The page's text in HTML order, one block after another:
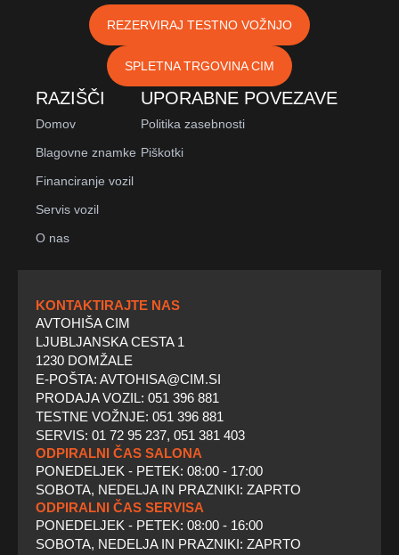
REZERVIRAJ TESTNO VOŽNJO
SPLETNA TRGOVINA CIM
RAZIŠČI
Domov
Blagovne znamke
Financiranje vozil
Servis vozil
O nas
UPORABNE POVEZAVE
Politika zasebnosti
Piškotki
KONTAKTIRAJTE NAS
AVTOHIŠA CIM
LJUBLJANSKA CESTA 1
1230 DOMŽALE
E-POŠTA: AVTOHISA@CIM.SI
PRODAJA VOZIL: 051 396 881
TESTNE VOŽNJE: 051 396 881
SERVIS: 01 72 95 237, 051 381 403
ODPIRALNI ČAS SALONA
PONEDELJEK - PETEK: 08:00 - 17:00
SOBOTA, NEDELJA IN PRAZNIKI: ZAPRTO
ODPIRALNI ČAS SERVISA
PONEDELJEK - PETEK: 08:00 - 16:00
SOBOTA, NEDELJA IN PRAZNIKI: ZAPRTO